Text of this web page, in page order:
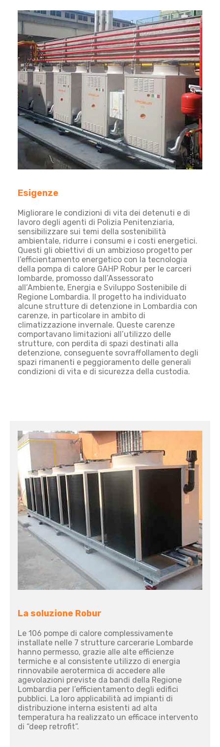
Esigenze
Migliorare le condizioni di vita dei detenuti e di
lavoro degli agenti di Polizia Penitenziaria,
sensibilizzare sui temi della sostenibilità
ambientale, ridurre i consumi e i costi energetici.
Questi gli obiettivi di un ambizioso progetto per
l’efficientamento energetico con la tecnologia
della pompa di calore GAHP Robur per le carceri
lombarde, promosso dall’Assessorato
all’Ambiente, Energia e Sviluppo Sostenibile di
Regione Lombardia. Il progetto ha individuato
alcune strutture di detenzione in Lombardia con
carenze, in particolare in ambito di
climatizzazione invernale. Queste carenze
comportavano limitazioni all’utilizzo delle
strutture, con perdita di spazi destinati alla
detenzione, conseguente sovraffollamento degli
spazi rimanenti e peggioramento delle generali
condizioni di vita e di sicurezza della custodia.
La soluzione Robur
Le 106 pompe di calore complessivamente
installate nelle 7 strutture carcerarie Lombarde
hanno permesso, grazie alle alte efficienze
termiche e al consistente utilizzo di energia
rinnovabile aerotermica di accedere alle
agevolazioni previste da bandi della Regione
Lombardia per l’efficientamento degli edifici
pubblici. La loro applicabilità ad impianti di
distribuzione interna esistenti ad alta
temperatura ha realizzato un efficace intervento
di “deep retrofit”.